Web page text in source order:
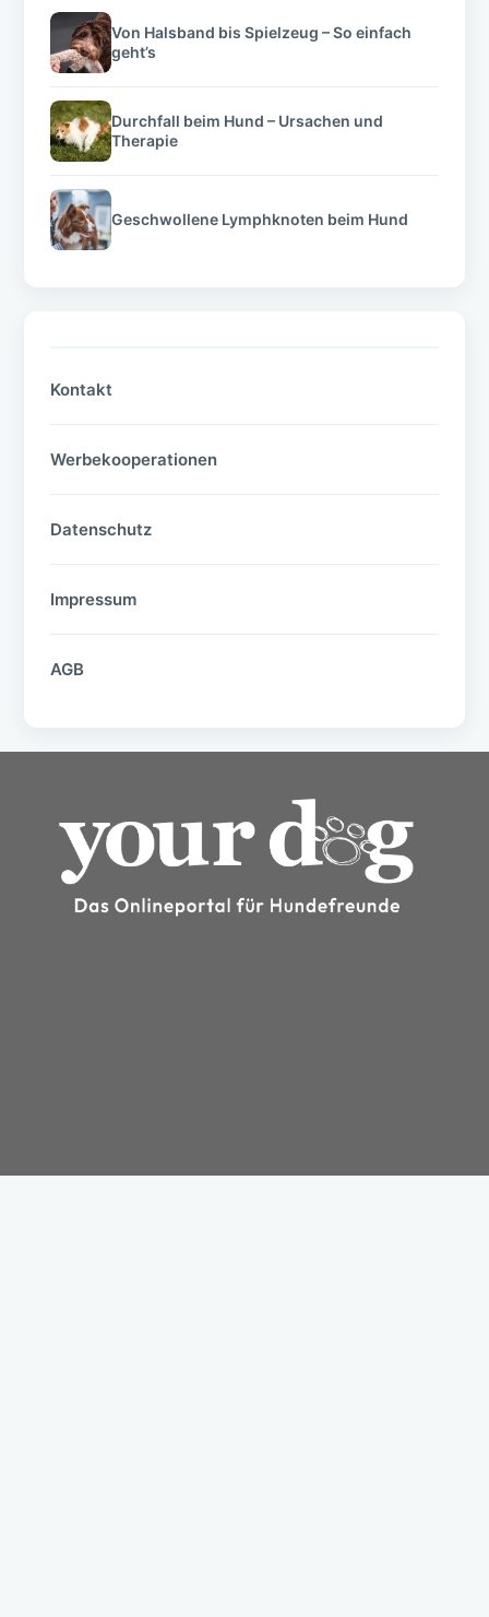
Von Halsband bis Spielzeug – So einfach
geht’s
Durchfall beim Hund – Ursachen und
Therapie
Geschwollene Lymphknoten beim Hund
Kontakt
Werbekooperationen
Datenschutz
Impressum
AGB